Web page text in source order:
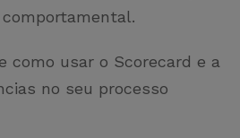
como usar o Scorecard e a
no seu processo